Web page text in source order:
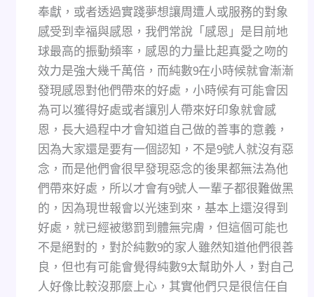
奉獻，或者透過實踐夢想讓周遭人或服務的對象
感受到幸福與感恩，我們常說「感恩」是目前地
球最高的振動頻率，感恩的力量比起真愛之吻的
效力是強大幾千萬倍，而純數9在小時候就會漸漸
發現感恩對他們帶來的好處，小時候有可能會因
為可以獲得好處或者讓別人帶來好印象就會感
恩，長大過程中才會知道自己做的善事的意義，
因為大家還是要有一個認知，不是9號人就沒有惡
念，而是他們會很早發現惡念的後果都無法為他
們帶來好處，所以才會有9號人一輩子都很難做黑
的，因為現世報會以光速到來，基本上還沒得到
好處，就已經被懲罰到體無完膚，但這個可能也
不是絕對的，對於純數9的家人雖然知道他們很善
良，但也有可能會覺得純數9太幫助外人，對自己
人好像比較沒那麼上心，其實他們只是很信任自